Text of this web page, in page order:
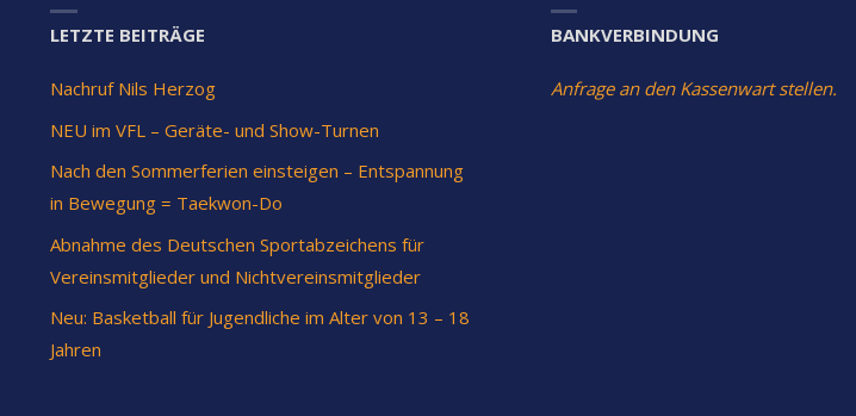
LETZTE BEITRÄGE
Nachruf Nils Herzog
NEU im VFL – Geräte- und Show-Turnen
Nach den Sommerferien einsteigen – Entspannung
in Bewegung = Taekwon-Do
Abnahme des Deutschen Sportabzeichens für
Vereinsmitglieder und Nichtvereinsmitglieder
Neu: Basketball für Jugendliche im Alter von 13 – 18
Jahren
BANKVERBINDUNG
Anfrage an den Kassenwart stellen.